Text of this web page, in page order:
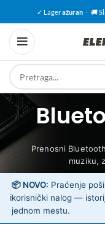
✓ Lageražuran · 🚚
Prenosni
muziku,
ℹ️
📦 NOVO: Praćenje
korisnički nalog —
jednom mestu.